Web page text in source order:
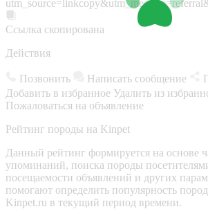
Ссылка скопирована
Действия
Позвонить Написать сообщение
Добавить в избранное Удалить из
Пожаловаться на объявление
Рейтинг породы на Kinpet
Данный рейтинг формируется на основе
упоминаний, поиска породы
посещаемости объявлений и других
помогают определить популярность
Kinpet.ru в текущий период времени.